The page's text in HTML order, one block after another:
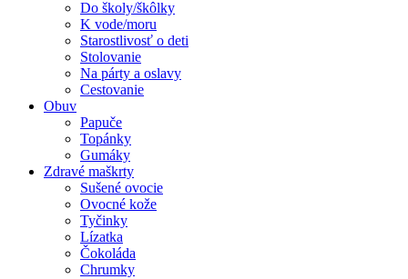
Do školy/škôlky
K vode/moru
Starostlivosť o deti
Stolovanie
Na párty a oslavy
Cestovanie
Obuv
Papuče
Topánky
Gumáky
Zdravé maškrty
Sušené ovocie
Ovocné kože
Tyčinky
Lízatka
Čokoláda
Chrumky